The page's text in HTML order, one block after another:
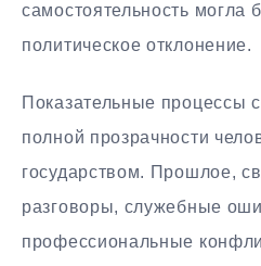
самостоятельность могла
политическое отклонение.
Показательные процессы
полной прозрачности
государством. Прошлое,
разговоры, служебные
профессиональные